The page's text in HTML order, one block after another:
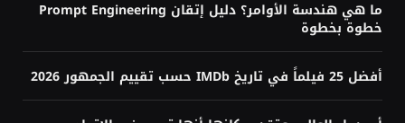
ما هي هندسة الأوامر؟ دليل إتقان Prompt Engineering
خطوة بخطوة
أفضل 25 فيلماً في تاريخ IMDb حسب تقييم الجمهور 2026